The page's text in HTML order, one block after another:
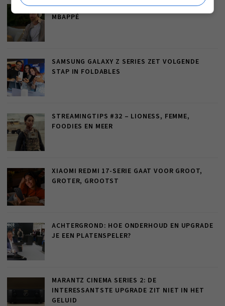
REVIEW: LOEWE LEO – MET DE ZEGEN VAN
MBAPPÉ
SAMSUNG GALAXY Z SERIES ZET VOLGENDE
STAP IN FOLDABLES
STREAMINGTIPS #32 – LIONESS, FEMME,
FOODIES EN MEER
XIAOMI REDMI 17-SERIE GAAT VOOR GROOT,
GROTER, GROOTST
ACHTERGROND: HOE ONDERHOUD EN UPGRADE
JE EEN PLATENSPELER?
MARANTZ CINEMA SERIES 2: DE
INTERESSANTSTE UPGRADE ZIT NIET IN HET
GELUID